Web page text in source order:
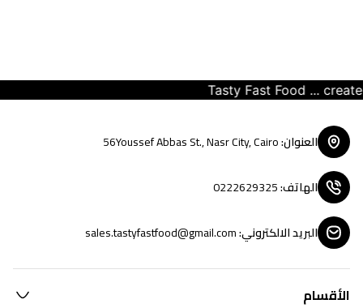
Tasty Fast Food ... create
العنوان:
56Youssef Abbas St., Nasr City, Cairo
الهاتف:
0222629325
البريد الالكتروني:
sales.tastyfastfood@gmail.com
الأقسام